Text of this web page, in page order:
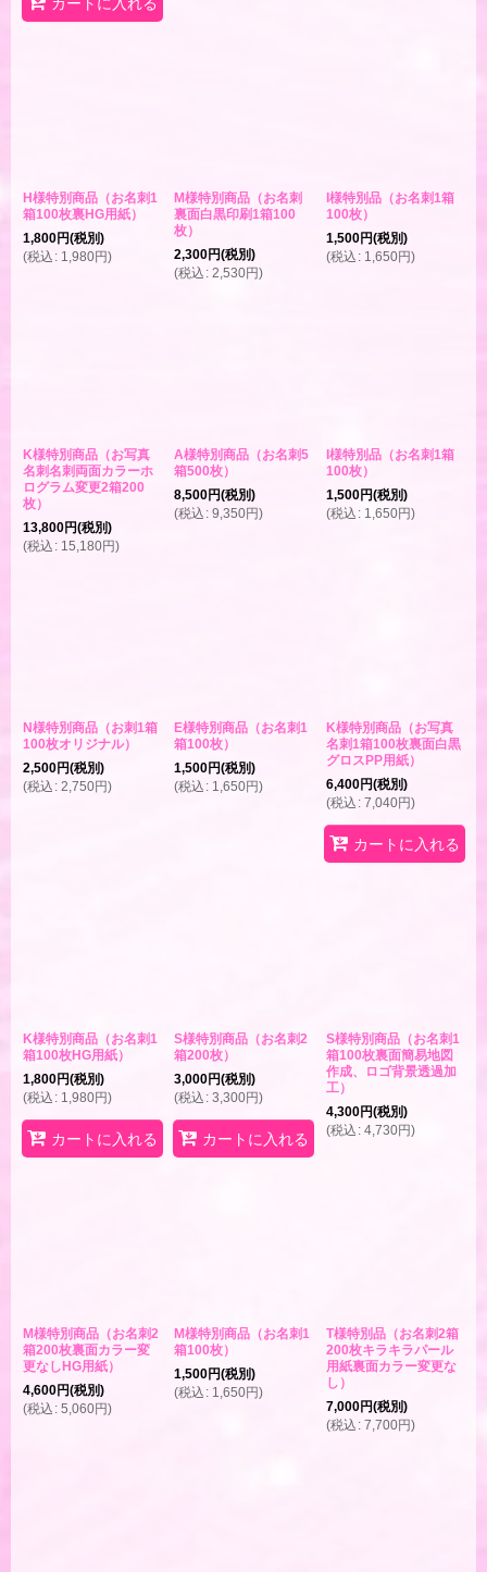
H様特別商品（お名刺1
箱100枚裏HG用紙）
1,800円(税別)
(税込 : 1,980円)
M様特別商品（お名刺
裏面白黒印刷1箱100
枚）
2,300円(税別)
(税込 : 2,530円)
I様特別品（お名刺1箱
100枚）
1,500円(税別)
(税込 : 1,650円)
K様特別商品（お写真
名刺名刺両面カラーホ
ログラム変更2箱200
枚）
13,800円(税別)
(税込 : 15,180円)
A様特別商品（お名刺5
箱500枚）
8,500円(税別)
(税込 : 9,350円)
I様特別品（お名刺1箱
100枚）
1,500円(税別)
(税込 : 1,650円)
N様特別商品（お刺1箱
100枚オリジナル）
2,500円(税別)
(税込 : 2,750円)
E様特別商品（お名刺1
箱100枚）
1,500円(税別)
(税込 : 1,650円)
K様特別商品（お写真
名刺1箱100枚裏面白黒
グロスPP用紙）
6,400円(税別)
(税込 : 7,040円)
カートに入れる
K様特別商品（お名刺1
箱100枚HG用紙）
1,800円(税別)
(税込 : 1,980円)
カートに入れる
S様特別商品（お名刺2
箱200枚）
3,000円(税別)
(税込 : 3,300円)
カートに入れる
S様特別商品（お名刺1
箱100枚裏面簡易地図
作成、ロゴ背景透過加
工）
4,300円(税別)
(税込 : 4,730円)
M様特別商品（お名刺2
箱200枚裏面カラー変
更なしHG用紙）
4,600円(税別)
(税込 : 5,060円)
M様特別商品（お名刺1
箱100枚）
1,500円(税別)
(税込 : 1,650円)
T様特別品（お名刺2箱
200枚キラキラパール
用紙裏面カラー変更な
し）
7,000円(税別)
(税込 : 7,700円)